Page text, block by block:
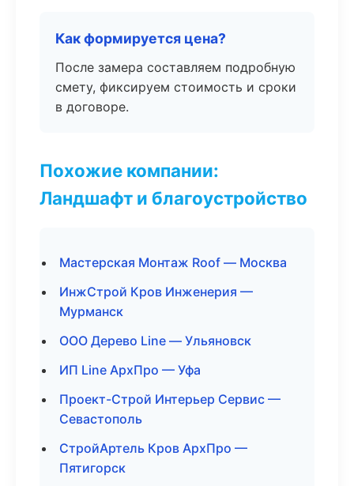
Как формируется цена?
После замера составляем подробную
смету, фиксируем стоимость и сроки
в договоре.
Похожие компании:
Ландшафт и благоустройство
Мастерская Монтаж Roof — Москва
ИнжСтрой Кров Инженерия —
Мурманск
ООО Дерево Line — Ульяновск
ИП Line АрхПро — Уфа
Проект-Строй Интерьер Сервис —
Севастополь
СтройАртель Кров АрхПро —
Пятигорск